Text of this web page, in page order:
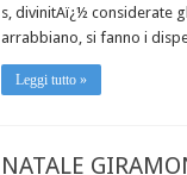
s, divinitAï¿½ considerate
arrabbiano, si fanno i
Leggi tutto »
NATALE